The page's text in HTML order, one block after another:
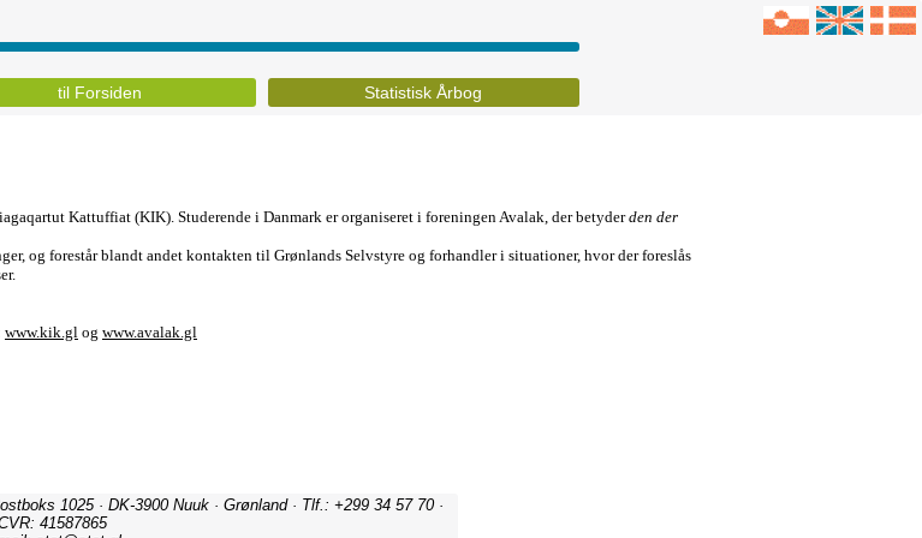
til Forsiden Statistisk Årbog
1025 · DK-3900 Nuuk · Grønland · Tlf.: +299 34 57 70 ·
41587865